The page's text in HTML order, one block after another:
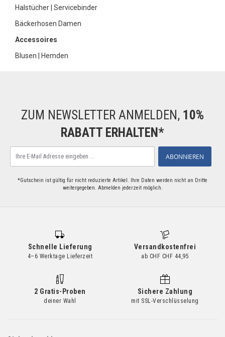
Halstücher | Servicebinder
Bäckerhosen Damen
Accessoires
Blusen | Hemden
ZUM NEWSLETTER ANMELDEN, 10%
RABATT ERHALTEN*
Sie
ABONNIEREN
*Gutschein ist gültig für nicht reduzierte Artikel. Ihre Daten werden nicht an Dritte
weitergegeben. Abmelden jederzeit möglich.
Schnelle Lieferung
4–6 Werktage Lieferzeit
Versandkostenfrei
ab CHF CHF 44,95
2 Gratis-Proben
deiner Wahl
Sichere Zahlung
mit SSL-Verschlüsselung